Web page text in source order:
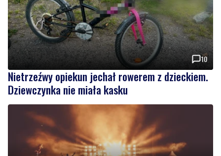
10
Nietrzeźwy opiekun jechał rowerem z dzieckiem.
Dziewczynka nie miała kasku